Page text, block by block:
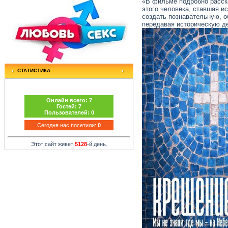
СТАТИСТИКА
Онлайн всего: 7
Гостей: 7
Пользователей: 0
Сегодня нас посетили: 0
Этот сайт живет 5128-й день.
этого человека, ставшая
создать познавательную,
передавая историческую